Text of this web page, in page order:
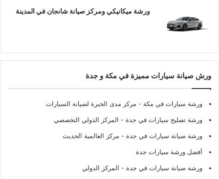
ورشة ميكانيكي ومركز صيانة شانجان في المدينة
ورش صيانة سيارات مميزة في مكة و جدة
ورشة سيارات في مكة - مركز مدى الخبرة لصيانة السيارات
ورشة تصليح سيارات في جدة - المركز الدولي التخصصي
ورشة صيانة سيارات في جدة - مركز العالمية الحديث
أفضل ورشة سيارات جدة
ورشة صيانة سيارات في جدة - المركز الدولي